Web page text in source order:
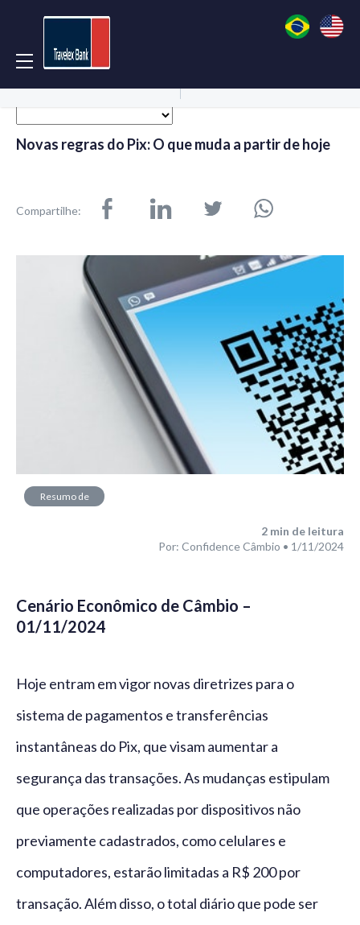
Novas regras do Pix: O que muda a partir de hoje
Compartilhe:
Resumo de
2 min de leitura
Por: Confidence Câmbio • 1/11/2024
Cenário Econômico de Câmbio –
01/11/2024
Hoje entram em vigor novas diretrizes para o
sistema de pagamentos e transferências
instantâneas do Pix, que visam aumentar a
segurança das transações. As mudanças estipulam
que operações realizadas por dispositivos não
previamente cadastrados, como celulares e
computadores, estarão limitadas a R$ 200 por
transação. Além disso, o total diário que pode ser